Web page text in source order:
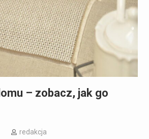
– zobacz, jak go
redakcja